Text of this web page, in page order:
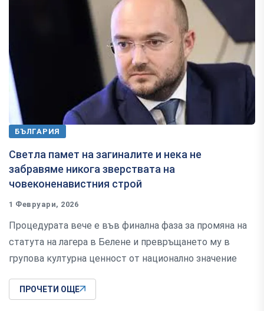
БЪЛГАРИЯ
Светла памет на загиналите и нека не
забравяме никога зверствата на
човеконенавистния строй
1 Февруари, 2026
Процедурата вече е във финална фаза за промяна на
статута на лагера в Белене и превръщането му в
групова културна ценност от национално значение
ПРОЧЕТИ ОЩЕ